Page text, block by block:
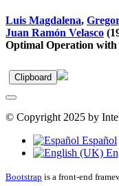
Luis Magdalena,
Juan Ramón Velasco
Optimal Operation
Clipboard
© Copyright 2025 by
Español
Bootstrap is a front-end